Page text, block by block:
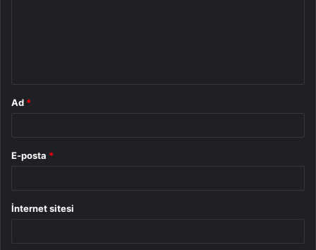
Ad *
E-posta *
İnternet sitesi